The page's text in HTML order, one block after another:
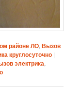
районе ЛО,Вызов
круглосуточно |
электрика,